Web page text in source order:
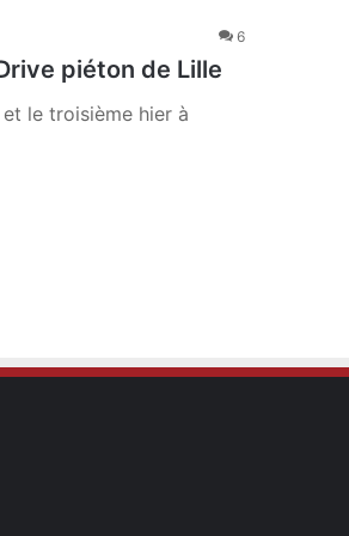
6
piéton de Lille
le troisième hier à